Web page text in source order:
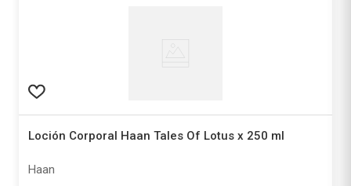
Loción Corporal Haan Tales Of Lotus x 250 ml
Haan